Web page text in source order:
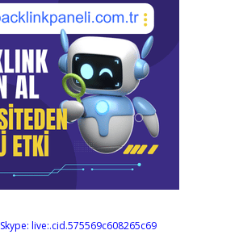
Skype: live:.cid.575569c608265c69